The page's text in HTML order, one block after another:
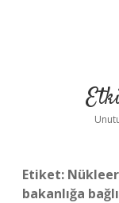
Etiket:
bakanlığa